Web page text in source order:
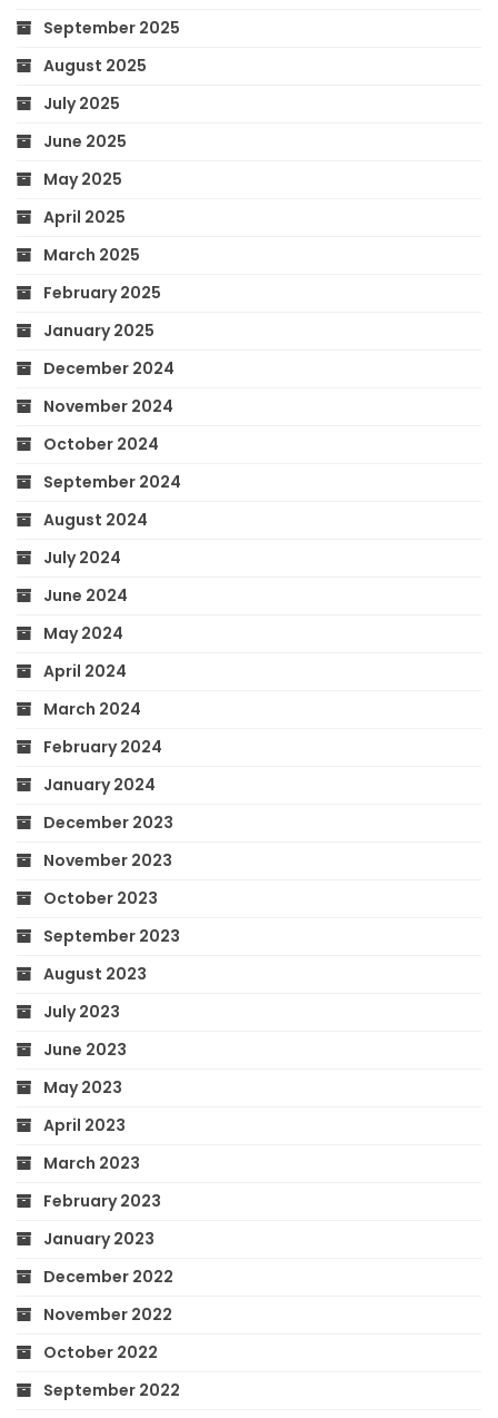
September 2025
August 2025
July 2025
June 2025
May 2025
April 2025
March 2025
February 2025
January 2025
December 2024
November 2024
October 2024
September 2024
August 2024
July 2024
June 2024
May 2024
April 2024
March 2024
February 2024
January 2024
December 2023
November 2023
October 2023
September 2023
August 2023
July 2023
June 2023
May 2023
April 2023
March 2023
February 2023
January 2023
December 2022
November 2022
October 2022
September 2022